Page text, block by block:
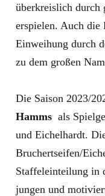
überkreislich durch
erspielen. Auch die
Einweihung durch
zu dem großen
Die Saison 2023/
Hamms als
und Eichelhardt.
Bruchertseifen/
Staffeleinteilung in
jungen und